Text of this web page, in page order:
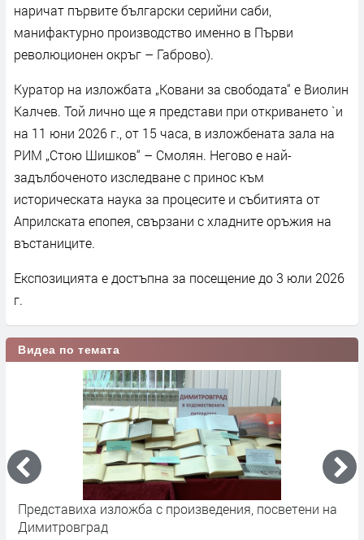
наричат първите български серийни саби,
манифактурно производство именно в Първи
революционен окръг – Габрово).
Куратор на изложбата „Ковани за свободата“ е Виолин
Калчев. Той лично ще я представи при откриването `и
на 11 юни 2026 г., от 15 часа, в изложбената зала на
РИМ „Стою Шишков“ – Смолян. Негово е най-
задълбоченото изследване с принос към
историческата наука за процесите и събитията от
Априлската епопея, свързани с хладните оръжия на
въстаниците.
Експозицията е достъпна за посещение до 3 юли 2026
г.
Видеа по темата
Представиха изложба с произведения, посветени на
Димитровград